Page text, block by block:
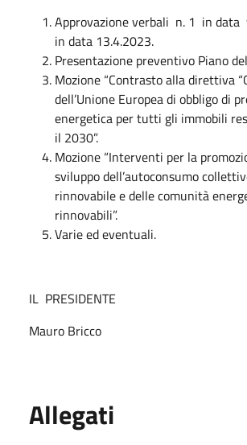
Approvazione verbali n. 1 in data
in data 13.4.2023.
Presentazione preventivo Piano
Mozione “Contrasto alla direttiva
dell’Unione Europea di obbligo di
energetica per tutti gli immobili
il 2030”.
Mozione “Interventi per la
sviluppo dell’autoconsumo
rinnovabile e delle comunità
rinnovabili”.
Varie ed eventuali.
IL PRESIDENTE
Mauro Bricco
Allegati